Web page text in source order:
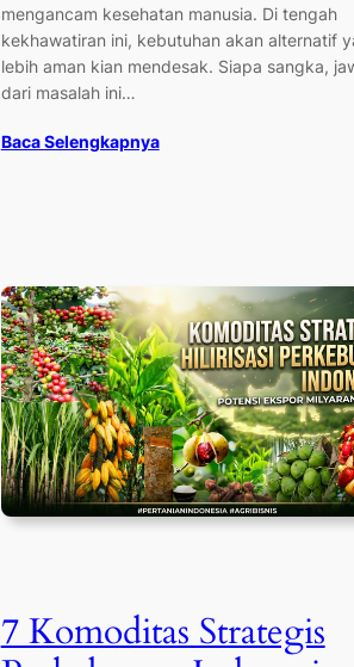
mengancam kesehatan manusia. Di tengah
kekhawatiran ini, kebutuhan akan alternatif
lebih aman kian mendesak. Siapa sangka,
dari masalah ini…
Baca Selengkapnya
7 Komoditas Strategis